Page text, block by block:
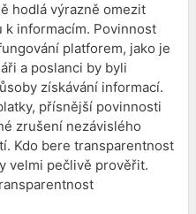
hodlá výrazně omezit
k informacím. Povinnost
platforem, jako je
a poslanci by byli
získávání informací.
přísnější povinnosti
zrušení nezávislého
Kdo bere transparentnost
velmi pečlivě prověřit.